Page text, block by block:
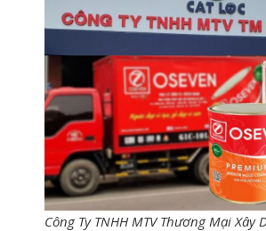
Công Ty TNHH MTV Thương Mại Xây